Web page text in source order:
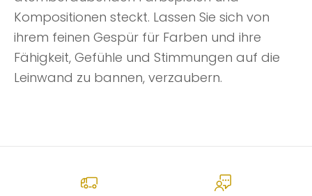
Kompositionen steckt. Lassen Sie sich von
ihrem feinen Gespür für Farben und ihre
Fähigkeit, Gefühle und Stimmungen auf die
Leinwand zu bannen, verzaubern.